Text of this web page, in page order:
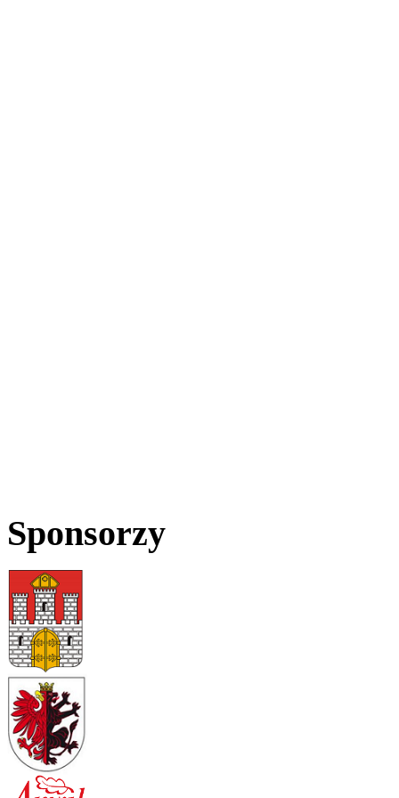
Sponsorzy